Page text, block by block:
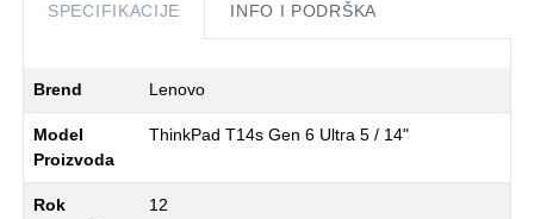
SPECIFIKACIJE INFO I PODRŠKA
Brend Lenovo
Model
Proizvoda
ThinkPad T14s Gen 6 Ultra 5 / 14"
Rok
12